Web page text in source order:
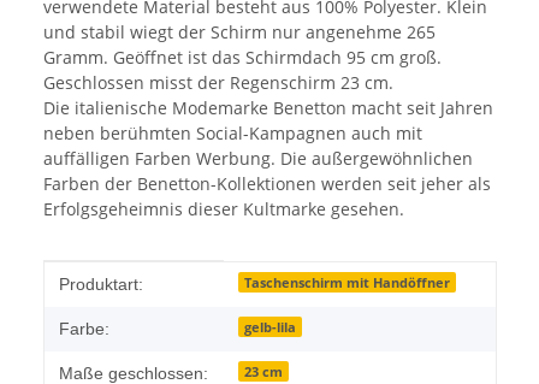
verwendete Material besteht aus 100% Polyester. Klein
und stabil wiegt der Schirm nur angenehme 265
Gramm. Geöffnet ist das Schirmdach 95 cm groß.
Geschlossen misst der Regenschirm 23 cm.
Die italienische Modemarke Benetton macht seit Jahren
neben berühmten Social-Kampagnen auch mit
auffälligen Farben Werbung. Die außergewöhnlichen
Farben der Benetton-Kollektionen werden seit jeher als
Erfolgsgeheimnis dieser Kultmarke gesehen.
Produkteigenschaft
Wert
Produktart: Taschenschirm mit Handöffner
Farbe: gelb-lila
Maße geschlossen: 23 cm